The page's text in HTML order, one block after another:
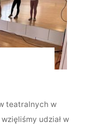
teatralnych w
udział w